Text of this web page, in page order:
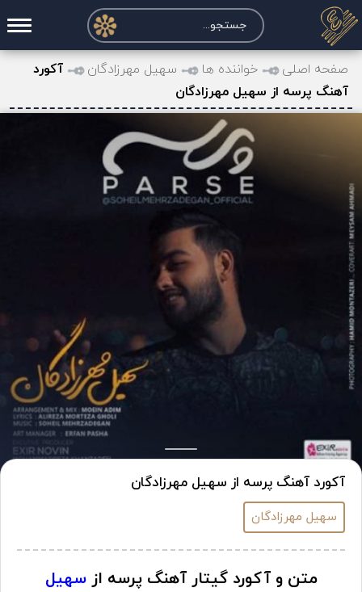
صفحه اصلی
درخواست آکورد
نت و تبلچر
تماس با ما
حساب کاربری
صفحه اصلی خواننده ها سهیل مهرزادگان
آکورد
آهنگ پرسه از سهیل مهرزادگان
آکورد آهنگ پرسه از سهیل مهرزادگان
سهیل مهرزادگان
متن و آکورد گیتار آهنگ پرسه ازسهیل